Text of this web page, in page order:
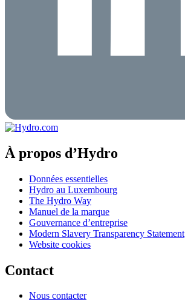
À propos d’Hydro
Données essentielles
Hydro au Luxembourg
The Hydro Way
Manuel de la marque
Gouvernance d’entreprise
Modern Slavery Transparency Statement
Website cookies
Contact
Nous contacter